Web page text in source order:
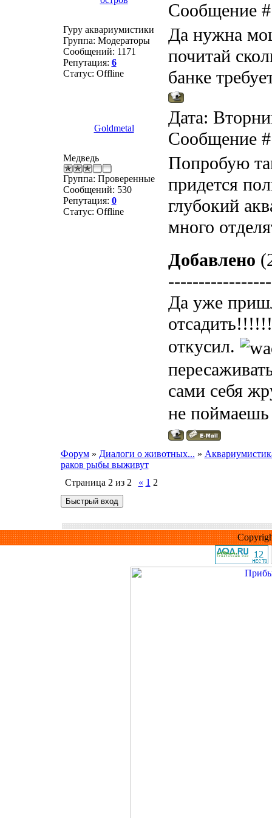
Сообщение
Гуру аквариумистики
Группа: Модераторы
Сообщений: 1171
Репутация: 6
Статус: Offline
Да нужна
почитай
банке
Goldmetal
Дата:
Сообщение
Медведь
Группа: Проверенные
Сообщений: 530
Репутация: 0
Статус: Offline
Попробую
придется
глубокий
много
Добавлено
Да уже
откусил.
сами себя
не
Форум » Диалоги о животных... »
раков рыбы выживут
Страница 2 из 2 « 1 2